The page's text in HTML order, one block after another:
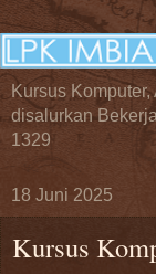
Kursus
disalurkan
1329
18 Juni 2025
Kursus